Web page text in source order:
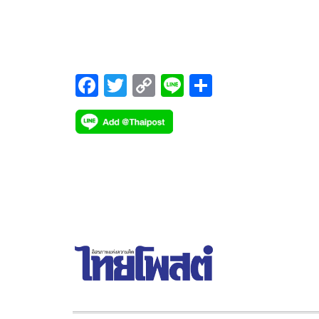
คุ้มครองความเป็นส่วนตัว รวมถึงการพัฒนาบุคลากร ซึ่ง
สะท้อนให้เห็นถึงความมุ่งมั่นและความแน่วแน่ที่จะเป็
องค์กรที่แข็งแกร่งและยั่งยืน
F
ac
e
T
wi
tt
C
o
p
Li